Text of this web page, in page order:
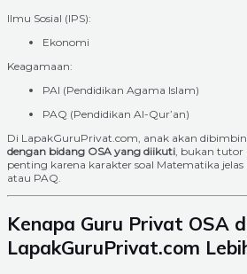
Ilmu Sosial (IPS):
Ekonomi
Keagamaan:
PAI (Pendidikan Agama Islam)
PAQ (Pendidikan Al-Qur’an)
Di LapakGuruPrivat.com, anak akan
dengan bidang OSA yang diikuti , bukan
penting karena karakter soal Matematika jelas
atau PAQ.
Kenapa Guru Privat OSA
LapakGuruPrivat.com